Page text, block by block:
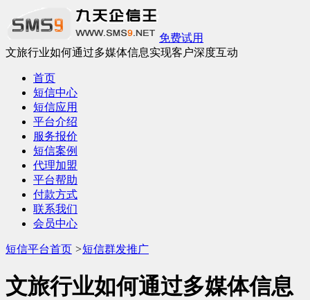
免费试用
文旅行业如何通过多媒体信息实现客户深度互动
首页
短信中心
短信应用
平台介绍
服务报价
短信案例
代理加盟
平台帮助
付款方式
联系我们
会员中心
短信平台首页 >短信群发推广
文旅行业如何通过多媒体信息